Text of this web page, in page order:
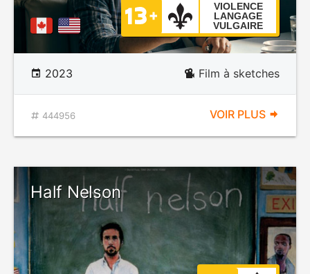
VIOLENCE
LANGAGE
VULGAIRE
2023 Film à sketches
444956 VOIR PLUS
Half Nelson